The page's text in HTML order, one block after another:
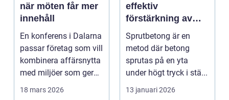
när möten får mer
innehåll
En konferens i Dalarna
passar företag som vill
kombinera affärsnytta
med miljöer som ger
lugn, fokus...
18 mars 2026
effektiv
förstärkning av
berg och betong
Sprutbetong är en
metod där betong
sprutas på en yta
under högt tryck i stä...
13 januari 2026